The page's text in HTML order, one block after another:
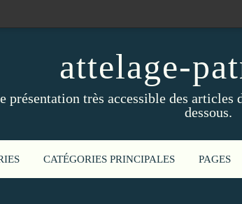
attelage-
présentation très accessible des
dessous.
CATÉGORIES PRINCIPALES PAGES